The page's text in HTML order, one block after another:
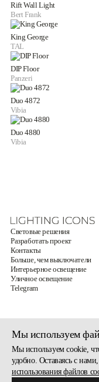
Rift Wall Light
Bert Frank
King George
TAL
DIP Floor
Panzeri
Duo 4872
Vibia
Duo 4880
Vibia
Мы используем
Мы используем cookie,
удобно. Оставаясь с
использования файлов
Световые решения
Разработать проект
Контакты
Больше, чем выключатели
Интерьерное освещение
Уличное освещение
Telegram
© 2026 ООО «Элай»
Политика
Разработка — Catapulta
Наверх